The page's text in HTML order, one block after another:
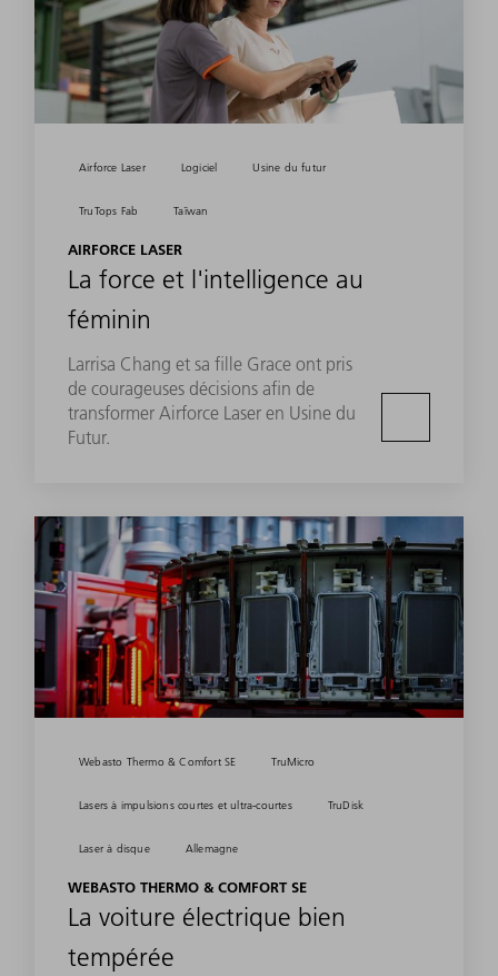
Airforce Laser Logiciel Usine du futur
TruTops Fab Taïwan
AIRFORCE LASER
La force et l'intelligence au
féminin
Larrisa Chang et sa fille Grace ont pris
de courageuses décisions afin de
transformer Airforce Laser en Usine du
Futur.
Webasto Thermo & Comfort SE TruMicro
Lasers à impulsions courtes et ultra-courtes TruDisk
Laser à disque Allemagne
WEBASTO THERMO & COMFORT SE
La voiture électrique bien
tempérée